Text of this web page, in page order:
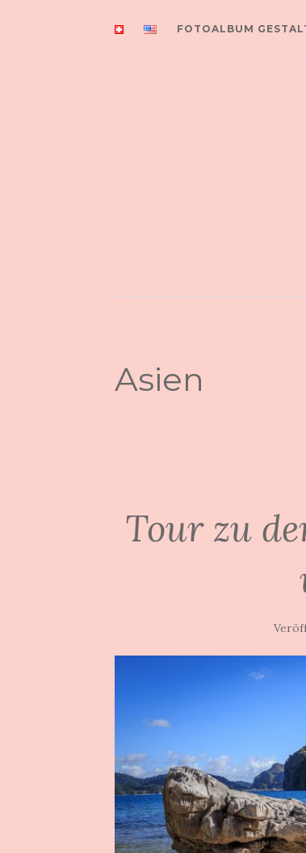
FOTOALBUM
Asien
Tour zu